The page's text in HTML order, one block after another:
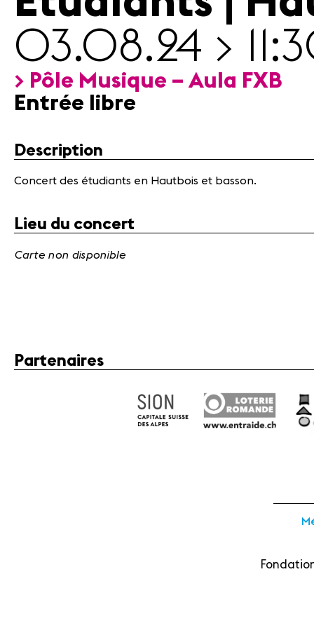
03.08.24 >
> Pôle Musique – Aula FXB
Entrée libre
Description
Concert des étudiants en Hautbois et basson.
Lieu du concert
Carte non disponible
Partenaires